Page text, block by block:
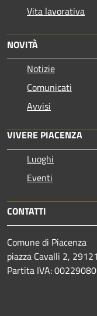
Vita lavorativa
NOVITÀ
Notizie
Comunicati
Avvisi
VIVERE PIACENZA
Luoghi
Eventi
CONTATTI
Comune di Piacenza
piazza Cavalli 2,
Partita IVA: